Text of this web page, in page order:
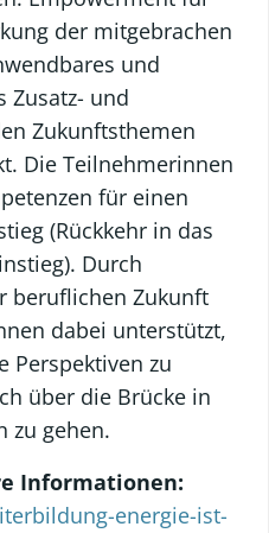
der mitgebrachen
und
Zusatz- und
Zukunftsthemen
Die Teilnehmerinnen
für einen
(Rückkehr in das
Durch
beruflichen Zukunft
dabei unterstützt,
Perspektiven zu
über die Brücke in
zu gehen.
Informationen:
energie-ist-